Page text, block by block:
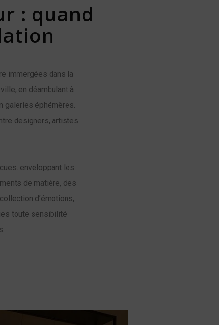
: quand
immergées dans la
en déambulant à
galeries éphémères.
designers, artistes
enveloppant les
de matière, des
d’émotions,
toute sensibilité